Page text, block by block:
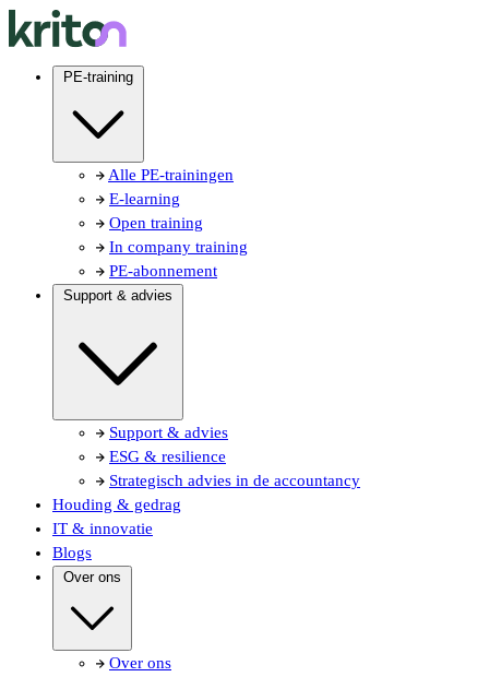
PE-training
Alle PE-trainingen
E-learning
Open training
In company training
PE-abonnement
Support & advies
Support & advies
ESG & resilience
Strategisch advies in de accountancy
Houding & gedrag
IT & innovatie
Blogs
Over ons
Over ons